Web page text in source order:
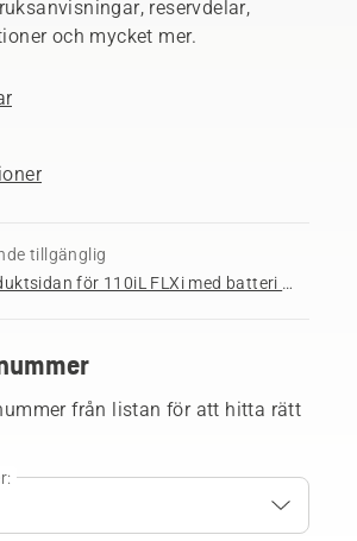
reservdelar,
och mycket mer.
tillgänglig
Gå till produktsidan för 110iL FLXi med batteri och laddare
från listan för att hitta rätt